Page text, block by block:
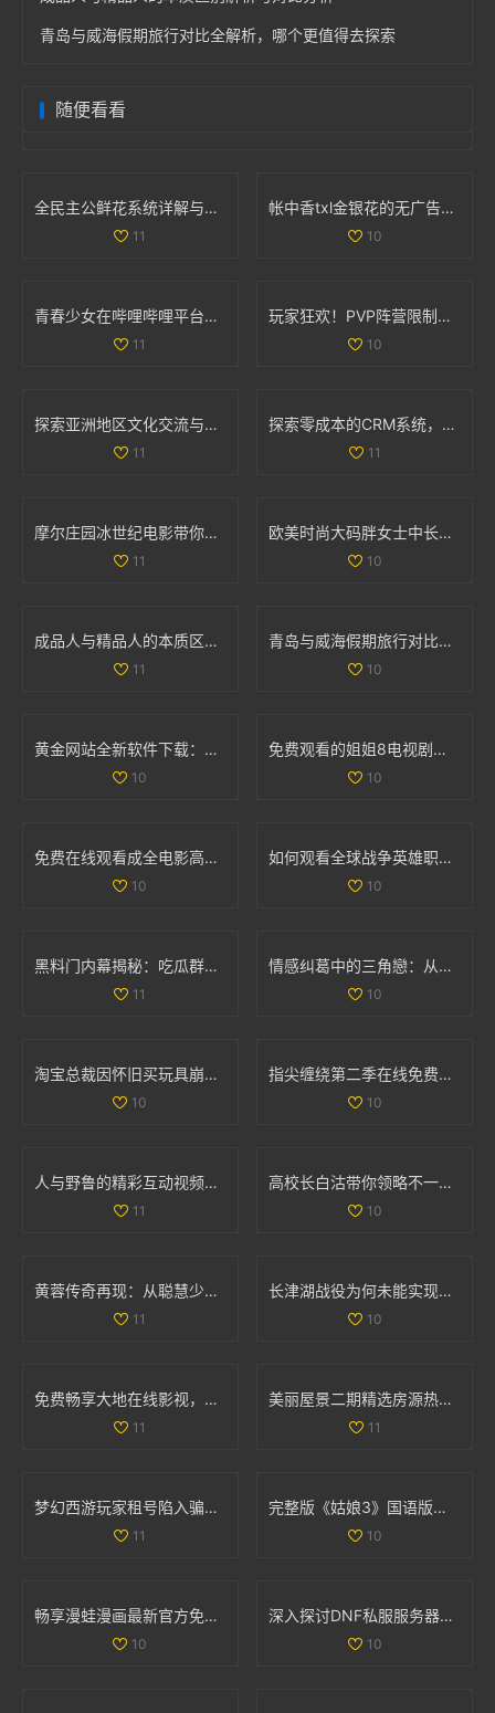
青岛与威海假期旅行对比全解析，哪个更值得去探索
随便看看
全民主公鲜花系统详解与玩法技巧大盘点
11
帐中香txl金银花的无广告免费阅读体验全解析
10
青春少女在哔哩哔哩平台免费观看精彩内容的攻略
11
玩家狂欢！PVP阵营限制解除，部落与联盟可组队战斗
10
探索亚洲地区文化交流与学习的独特魅力与价值
11
探索零成本的CRM系统，助力企业轻松管理客户关系
11
摩尔庄园冰世纪电影带你领略全新奇幻冒险旅程
11
欧美时尚大码胖女士中长款连衣裙彰显优雅魅力
10
成品人与精品人的本质区别解析与对比分析
11
青岛与威海假期旅行对比全解析，哪个更值得去探索
10
黄金网站全新软件下载：快速获取最新投资资讯与市场动态
10
免费观看的姐姐8电视剧全集，畅享精彩剧情与人生故事
10
免费在线观看成全电影高清国语版，畅享精彩剧情和感人故事
10
如何观看全球战争英雄职业赛事的最新信息与平台推荐
10
黑料门内幕揭秘：吃瓜群众们的最新爆料大曝光
11
情感纠葛中的三角戀：从原配到新妾的心路历程
10
淘宝总裁因怀旧买玩具崩溃哭泣引发热议
10
指尖缠绕第二季在线免费观看，感受爱情与命运的交织
10
人与野鲁的精彩互动视频完整版分享与讨论
11
高校长白沽带你领略不一样的校园人生与冒险之旅
10
黄蓉传奇再现：从聪慧少女到武林女侠的成长之路
11
长津湖战役为何未能实现全歼敌军的深度解析
10
免费畅享大地在线影视，随时随地观看热门影片
11
美丽屋景二期精选房源热销中，抓住机会买房吧
11
梦幻西游玩家租号陷入骗局 CBG应优化租赁功能保障权益
11
完整版《姑娘3》国语版在线免费观看的最新资源分享
10
畅享漫蛙漫画最新官方免费版下载安装体验攻略
10
深入探讨DNF私服服务器的安全隐患及技术挑战
10